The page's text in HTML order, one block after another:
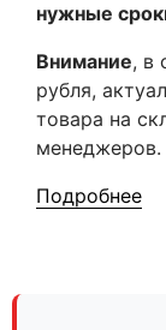
нужные
Внимание, в
рубля,
товара на
менеджеров.
Подробнее